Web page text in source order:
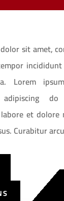
sit amet,
Lorem
adipiscing
et dolore
Curabitur